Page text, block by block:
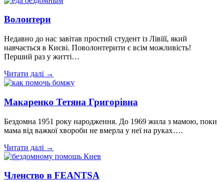
Волонтери
Недавно до нас завітав простий студент із Лівіїї, який
навчається в Києві. Поволонтерити є всім можливість!
Перший раз у житті…
Читати далі →
Макаренко Тетяна Григорівна
Бездомна 1951 року народження. До 1969 жила з мамою, поки
мама від важкої хвороби не вмерла у неї на руках….
Читати далі →
Членство в FEANTSA